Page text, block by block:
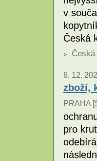
v
Česká
6. 12.
zboží,
PRAHA [
pro